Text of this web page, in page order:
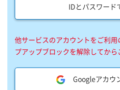
IDとパスワード
他サービスのアカウントをご利用
プアップブロックを解除してから
Googleアカウ